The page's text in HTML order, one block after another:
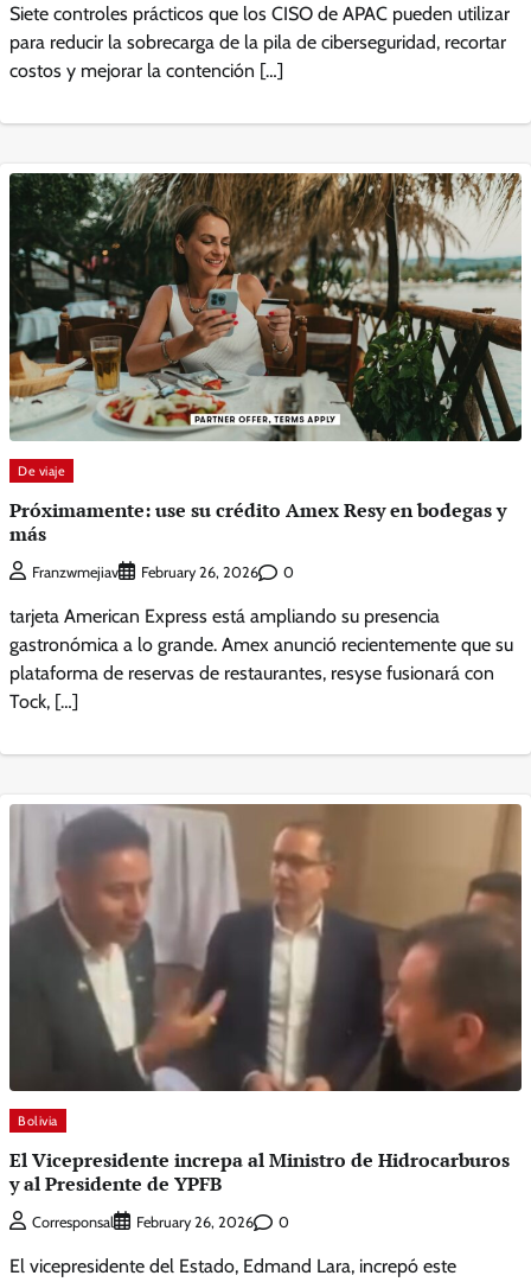
Siete controles prácticos que los CISO de APAC pueden utilizar
para reducir la sobrecarga de la pila de ciberseguridad, recortar
costos y mejorar la contención […]
De viaje
Próximamente: use su crédito Amex Resy en bodegas y
más
Franzwmejiav February 26, 2026 0
tarjeta American Express está ampliando su presencia
gastronómica a lo grande. Amex anunció recientemente que su
plataforma de reservas de restaurantes, resyse fusionará con
Tock, […]
Bolivia
El Vicepresidente increpa al Ministro de Hidrocarburos
y al Presidente de YPFB
Corresponsal February 26, 2026 0
El vicepresidente del Estado, Edmand Lara, increpó este